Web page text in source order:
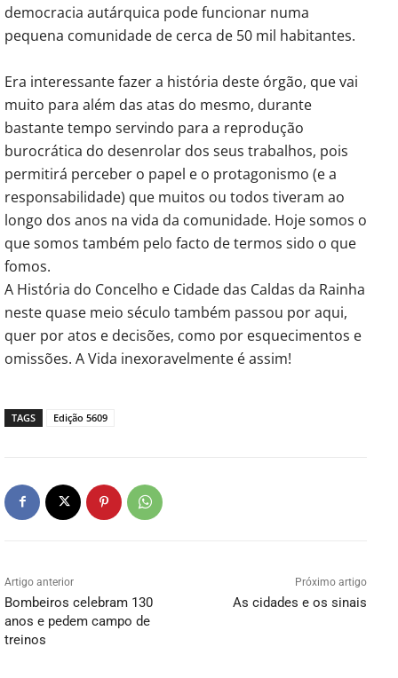
democracia autárquica pode funcionar numa
pequena comunidade de cerca de 50 mil habitantes.
Era interessante fazer a história deste órgão, que vai
muito para além das atas do mesmo, durante
bastante tempo servindo para a reprodução
burocrática do desenrolar dos seus trabalhos, pois
permitirá perceber o papel e o protagonismo (e a
responsabilidade) que muitos ou todos tiveram ao
longo dos anos na vida da comunidade. Hoje somos o
que somos também pelo facto de termos sido o que
fomos.
A História do Concelho e Cidade das Caldas da Rainha
neste quase meio século também passou por aqui,
quer por atos e decisões, como por esquecimentos e
omissões. A Vida inexoravelmente é assim!
TAGS Edição 5609
Artigo anterior
Bombeiros celebram 130
anos e pedem campo de
treinos
Próximo artigo
As cidades e os sinais